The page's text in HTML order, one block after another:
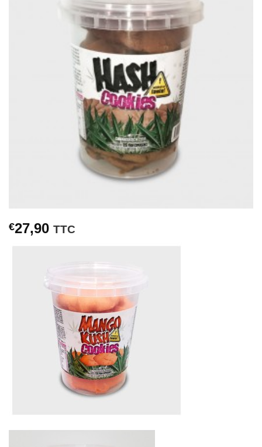
€27,90 TTC